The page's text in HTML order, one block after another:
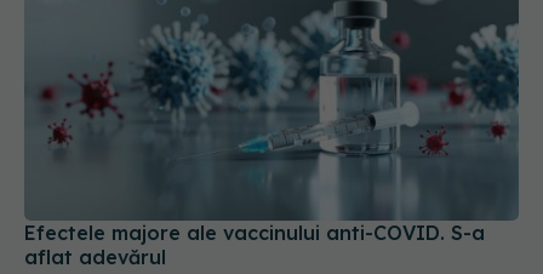
Efectele majore ale vaccinului anti-COVID. S-a
aflat adevărul